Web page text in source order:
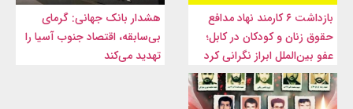
بازداشت ۶ کارمند نهاد مدافع
حقوق زنان و کودکان در کابل؛
عفو بین‌الملل ابراز نگرانی کرد
هشدار بانک جهانی: گرمای
بی‌سابقه، اقتصاد جنوب آسیا را
تهدید می‌کند